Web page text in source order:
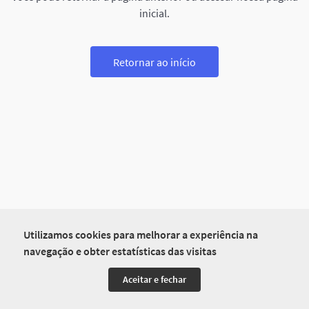
Utilizamos cookies para melhorar a experiência na
navegação e obter estatísticas das visitas
Aceitar e fechar
inicial.
Retornar ao início